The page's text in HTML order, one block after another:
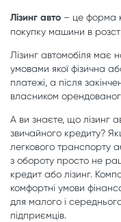
Лізинг авто – це форма
покупку машини в
Лізинг автомобіля має
умовами якої фізична
платежі, а після
власником
А ви знаєте, що лізинг
звичайного кредиту?
легкового транспорту
з обороту просто не
кредит або лізинг.
комфортні умови
для малого і
підприємців.